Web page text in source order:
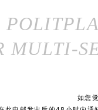
MULTI-
如您